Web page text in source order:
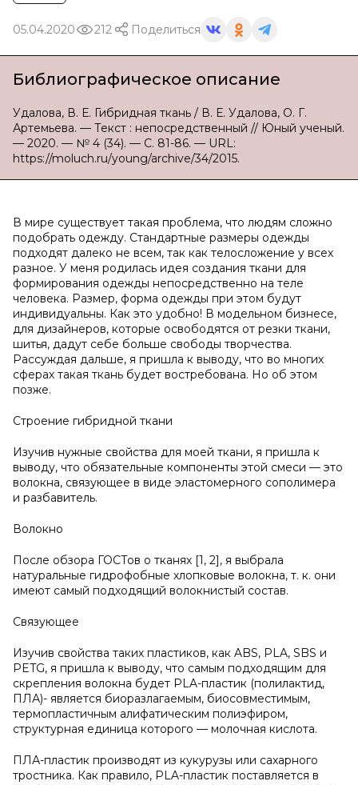
05.04.2020 212 Поделиться
Библиографическое описание
Удалова, В. Е. Гибридная ткань / В. Е. Удалова, О. Г.
Артемьева. — Текст : непосредственный // Юный ученый.
— 2020. — № 4 (34). — С. 81-86. — URL:
https://moluch.ru/young/archive/34/2015.
В мире существует такая проблема, что людям сложно
подобрать одежду. Стандартные размеры одежды
подходят далеко не всем, так как телосложение у всех
разное. У меня родилась идея создания ткани для
формирования одежды непосредственно на теле
человека. Размер, форма одежды при этом будут
индивидуальны. Как это удобно! В модельном бизнесе,
для дизайнеров, которые освободятся от резки ткани,
шитья, дадут себе больше свободы творчества.
Рассуждая дальше, я пришла к выводу, что во многих
сферах такая ткань будет востребована. Но об этом
позже.
Строение гибридной ткани
Изучив нужные свойства для моей ткани, я пришла к
выводу, что обязательные компоненты этой смеси — это
волокна, связующее в виде эластомерного сополимера
и разбавитель.
Волокно
После обзора ГОСТов о тканях [1, 2], я выбрала
натуральные гидрофобные хлопковые волокна, т. к. они
имеют самый подходящий волокнистый состав.
Связующее
Изучив свойства таких пластиков, как ABS, PLA, SBS и
PETG, я пришла к выводу, что самым подходящим для
скрепления волокна будет PLA-пластик (полилактид,
ПЛА)- является биоразлагаемым, биосовместимым,
термопластичным алифатическим полиэфиром,
структурная единица которого — молочная кислота.
ПЛА-пластик производят из кукурузы или сахарного
тростника. Как правило, PLA-пластик поставляется в